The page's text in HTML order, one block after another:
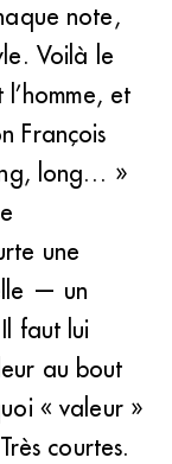
note,
Voilà le
et
François
long… »
une
— un
faut lui
au bout
« valeur »
courtes.